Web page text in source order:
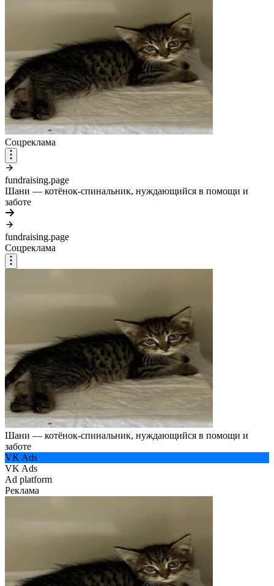
Соцреклама
fundraising.page
Шани — котёнок-спинальник, нуждающийся в помощи и
заботе
fundraising.page
Соцреклама
Шани — котёнок-спинальник, нуждающийся в помощи и
заботе
VK Ads
VK Ads
Ad platform
Реклама